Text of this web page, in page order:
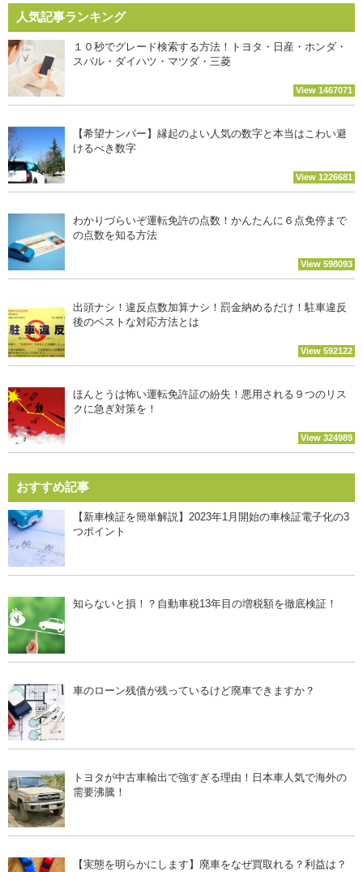
人気記事ランキング
１０秒でグレード検索する方法！トヨタ・日産・ホンダ・
スバル・ダイハツ・マツダ・三菱
View 1467071
【希望ナンバー】縁起のよい人気の数字と本当はこわい避
けるべき数字
View 1226681
わかりづらいぞ運転免許の点数！かんたんに６点免停まで
の点数を知る方法
View 598093
出頭ナシ！違反点数加算ナシ！罰金納めるだけ！駐車違反
後のベストな対応方法とは
View 592122
ほんとうは怖い運転免許証の紛失！悪用される９つのリス
クに急ぎ対策を！
View 324989
おすすめ記事
【新車検証を簡単解説】2023年1月開始の車検証電子化の3
つポイント
知らないと損！？自動車税13年目の増税額を徹底検証！
車のローン残債が残っているけど廃車できますか？
トヨタが中古車輸出で強すぎる理由！日本車人気で海外の
需要沸騰！
【実態を明らかにします】廃車をなぜ買取れる？利益は？